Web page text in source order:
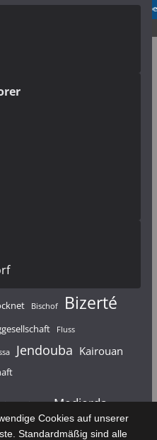
✓ Erlauben
Bischof Bizerté
Fluss
Jendouba Kairouan
Majerda Medjerda
Punier
Cookies auf unserer
Standardmäßig sind alle